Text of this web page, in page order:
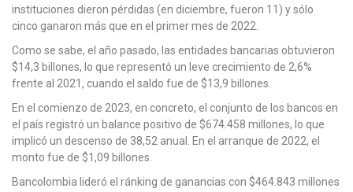
instituciones dieron pérdidas (en diciembre, fueron 11) y sólo
cinco ganaron más que en el primer mes de 2022.
Como se sabe, el año pasado, las entidades bancarias obtuvieron
$14,3 billones, lo que representó un leve crecimiento de 2,6%
frente al 2021, cuando el saldo fue de $13,9 billones.
En el comienzo de 2023, en concreto, el conjunto de los bancos en
el país registró un balance positivo de $674.458 millones, lo que
implicó un descenso de 38,52 anual. En el arranque de 2022, el
monto fue de $1,09 billones.
Bancolombia lideró el ránking de ganancias con $464.843 millones